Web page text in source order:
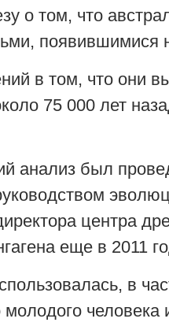
о том, что
появившимися
в том, что они
75 000 лет
анализ был
центра
еще в 2011
в
молодого человека